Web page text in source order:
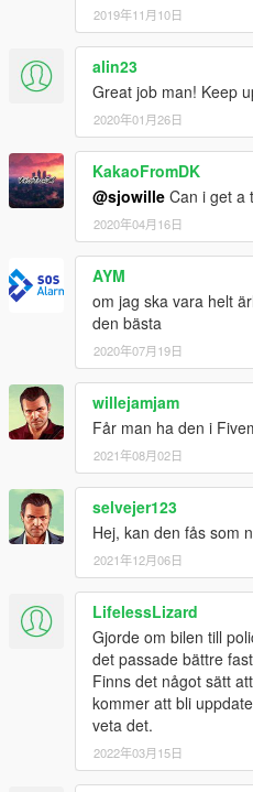
2019年11月10日
alin23
Great job man! Keep
2020年01月26日
KakaoFromDK
@sjowille Can i get a
2020年04月16日
AYM
om jag ska vara helt
den bästa
2020年07月19日
willejamjam
Får man ha den i
2021年08月02日
selvejer123
Hej, kan den fås som
2021年12月06日
LifelessLizard
Gjorde om bilen till
det passade bättre
Finns det något sätt
kommer att bli
veta det.
2022年03月15日